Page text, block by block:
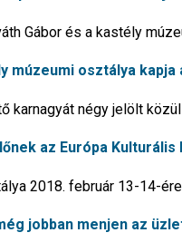
Gábor és a kastély
múzeumi osztálya
karnagyát négy jelölt
az Európa Kulturális
2018. február 13-14-
jobban menjen az